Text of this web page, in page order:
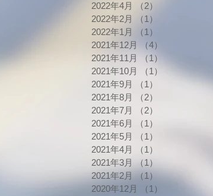
2022年4月
（2）
2022年2月
（1）
2022年1月
（1）
2021年12月
（4）
2021年11月
（1）
2021年10月
（1）
2021年9月
（1）
2021年8月
（2）
2021年7月
（2）
2021年6月
（1）
2021年5月
（1）
2021年4月
（1）
2021年3月
（1）
2021年2月
（1）
2020年12月
（1）